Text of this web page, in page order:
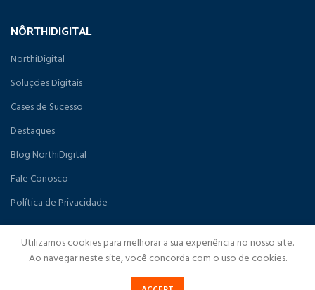
NÔRTHIDIGITAL
NorthiDigital
Soluções Digitais
Cases de Sucesso
Destaques
Blog NorthiDigital
Fale Conosco
Política de Privacidade
NorthiDigital
2023Todos os direitos reservados
|CONSULTAR CNPJ
Utilizamos cookies para melhorar a sua experiência no nosso site.
Ao navegar neste site, você concorda com o uso de cookies.